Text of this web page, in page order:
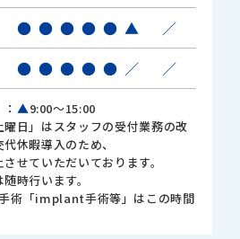
● ● ● ● ● ▲
／
● ● ● ● ● ／ ／
▲9:00～15:00
日」はスタッフの受付業務の改
休暇導入のため、
せていただいております。
時行います。
術「implant手術等」はこの時間